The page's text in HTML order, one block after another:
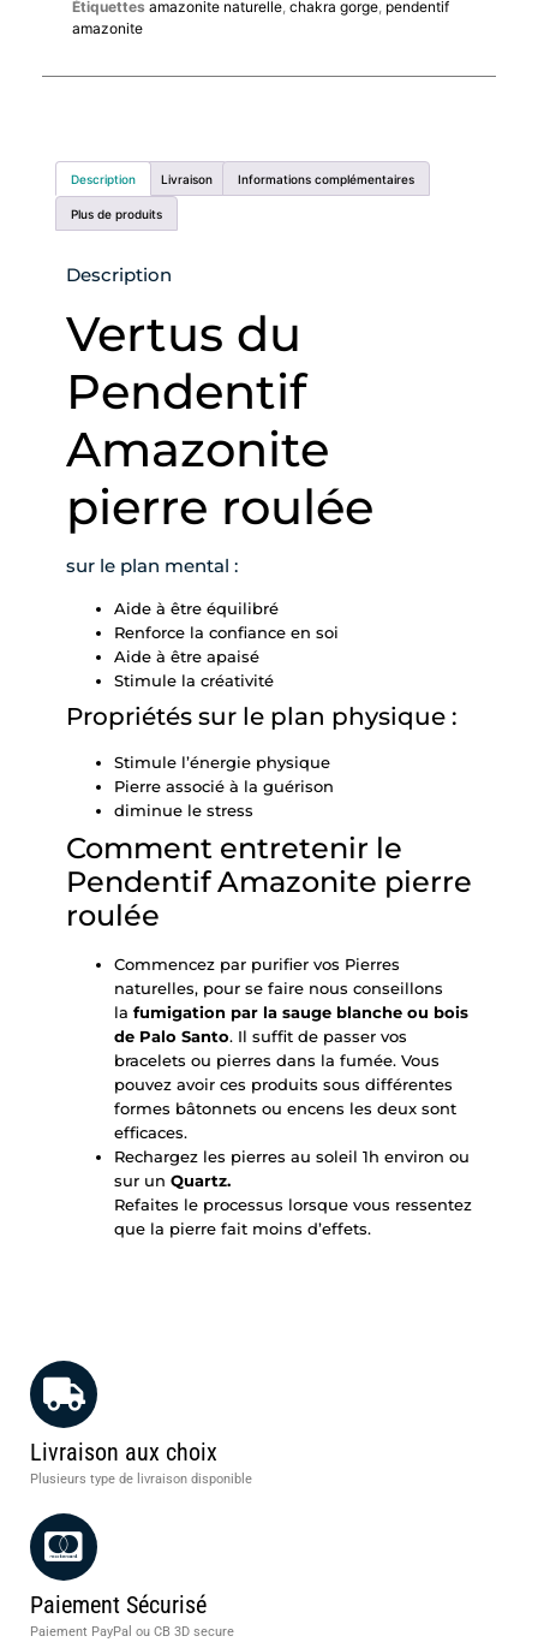
Étiquettes amazonite naturelle, chakra gorge, pendentif
amazonite
Description Livraison Informations complémentaires
Plus de produits
Description
Vertus du
Pendentif
Amazonite
pierre roulée
sur le plan mental :
Aide à être équilibré
Renforce la confiance en soi
Aide à être apaisé
Stimule la créativité
Propriétés sur le plan physique :
Stimule l’énergie physique
Pierre associé à la guérison
diminue le stress
Comment entretenir le
Pendentif Amazonite pierre
roulée
Commencez par purifier vos Pierres
naturelles, pour se faire nous conseillons
la fumigation par la sauge blanche ou bois
de Palo Santo. Il suffit de passer vos
bracelets ou pierres dans la fumée. Vous
pouvez avoir ces produits sous différentes
formes bâtonnets ou encens les deux sont
efficaces.
Rechargez les pierres au soleil 1h environ ou
sur un Quartz.
Refaites le processus lorsque vous ressentez
que la pierre fait moins d’effets.
Livraison aux choix
Plusieurs type de livraison disponible
Paiement Sécurisé
Paiement PayPal ou CB 3D secure